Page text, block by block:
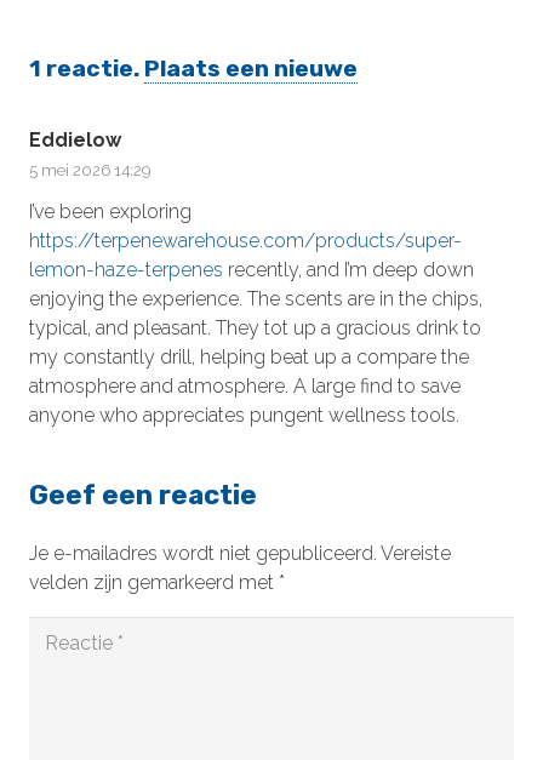
1 reactie. Plaats een nieuwe
Eddielow
5 mei 2026 14:29
I’ve been exploring
https://terpenewarehouse.com/products/super-
lemon-haze-terpenes recently, and I’m deep down
enjoying the experience. The scents are in the chips,
typical, and pleasant. They tot up a gracious drink to
my constantly drill, helping beat up a compare the
atmosphere and atmosphere. A large find to save
anyone who appreciates pungent wellness tools.
Geef een reactie
Je e-mailadres wordt niet gepubliceerd. Vereiste
velden zijn gemarkeerd met *